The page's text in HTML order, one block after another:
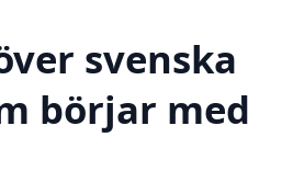
svenska
börjar med